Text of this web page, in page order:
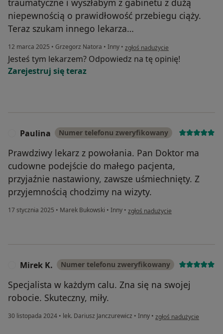
niepewnością o prawidłowość przebiegu ciąży.
Teraz szukam innego lekarza…
12 marca 2025 • Grzegorz Natora • Inny • w opinii użytkownika Weronika
zgłoś nadużycie
Jesteś tym lekarzem? Odpowiedz na tę opinię!
Zarejestruj się teraz
Paulina Numer telefonu zweryfikowany
Prawdziwy lekarz z powołania. Pan Doktor ma
cudowne podejście do małego pacjenta,
przyjaźnie nastawiony, zawsze uśmiechnięty. Z
przyjemnością chodzimy na wizyty.
17 stycznia 2025 • Marek Bukowski • Inny • w opinii użytkownika Paulina
zgłoś nadużycie
Mirek K. Numer telefonu zweryfikowany
Specjalista w każdym calu. Zna się na swojej
robocie. Skuteczny, miły.
30 listopada 2024 • lek. Dariusz Janczurewicz • Inny • w opinii użytkownika
zgłoś nadużycie